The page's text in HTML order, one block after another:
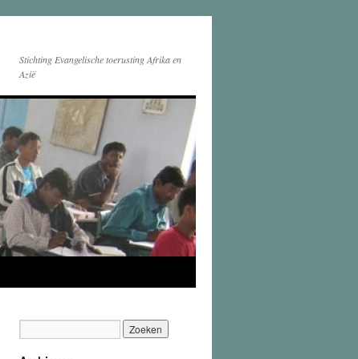
Stichting Evangelische toerusting Afrika en
Azië